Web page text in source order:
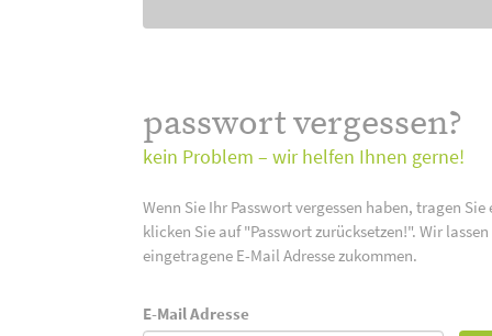
passwort vergessen?
kein Problem – wir helfen Ihnen gerne!
Wenn Sie Ihr Passwort vergessen haben, tragen
klicken Sie auf "Passwort zurücksetzen!". Wir
eingetragene E-Mail Adresse zukommen.
E-Mail Adresse